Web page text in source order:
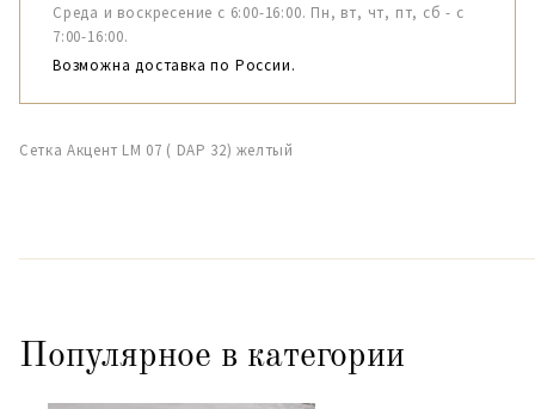
Среда и воскресение с 6:00-16:00. Пн, вт, чт, пт, сб - с
7:00-16:00.
Возможна доставка по России.
Сетка Акцент LM 07 ( DAP 32) желтый
Популярное в категории